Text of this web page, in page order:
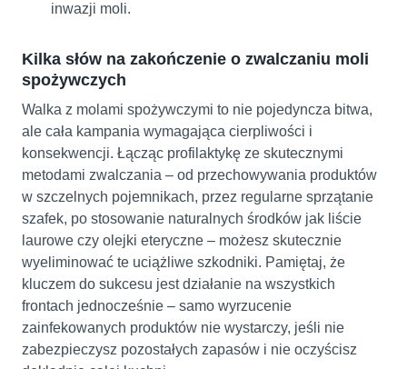
inwazji moli.
Kilka słów na zakończenie o zwalczaniu moli
spożywczych
Walka z molami spożywczymi to nie pojedyncza bitwa,
ale cała kampania wymagająca cierpliwości i
konsekwencji. Łącząc profilaktykę ze skutecznymi
metodami zwalczania – od przechowywania produktów
w szczelnych pojemnikach, przez regularne sprzątanie
szafek, po stosowanie naturalnych środków jak liście
laurowe czy olejki eteryczne – możesz skutecznie
wyeliminować te uciążliwe szkodniki. Pamiętaj, że
kluczem do sukcesu jest działanie na wszystkich
frontach jednocześnie – samo wyrzucenie
zainfekowanych produktów nie wystarczy, jeśli nie
zabezpieczysz pozostałych zapasów i nie oczyścisz